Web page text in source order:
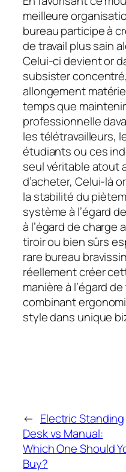
meilleure
bureau participe à
de travail plus sain
Celui-ci devient or
subsister
allongement
temps que
professionnelle
les télétravailleurs,
étudiants ou ces
seul véritable atout
d’acheter, Celui-là
la stabilité du
système à l’égard
à l’égard de charge
tiroir ou bien sûrs
rare bureau
réellement créer
manière à l’égard
combinant
style dans unique
← Electric Standing
Desk vs Manual:
Which One Should
Buy?